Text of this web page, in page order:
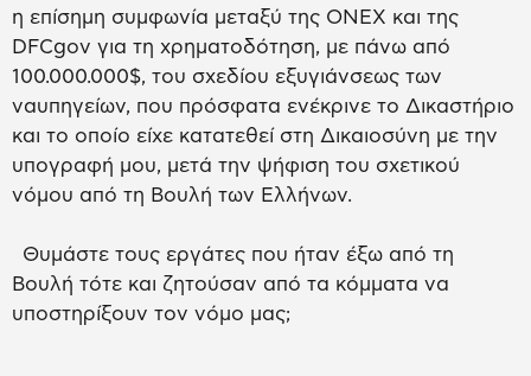
η επίσημη συμφωνία μεταξύ της ΟΝΕΧ και της
DFCgov για τη χρηματοδότηση, με πάνω από
100.000.000$, του σχεδίου εξυγιάνσεως των
ναυπηγείων, που πρόσφατα ενέκρινε το Δικαστήριο
και το οποίο είχε κατατεθεί στη Δικαιοσύνη με την
υπογραφή μου, μετά την ψήφιση του σχετικού
νόμου από τη Βουλή των Ελλήνων.
Θυμάστε τους εργάτες που ήταν έξω από τη
Βουλή τότε και ζητούσαν από τα κόμματα να
υποστηρίξουν τον νόμο μας;